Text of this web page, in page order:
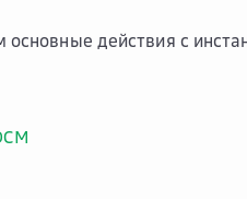
основные действия с